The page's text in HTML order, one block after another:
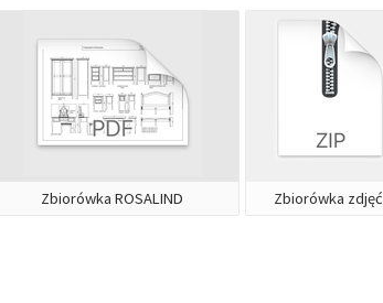
Zbiorówka ROSALIND Zbiorówka zdjęć